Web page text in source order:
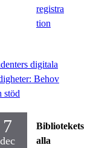
registra
tion
digitala
Behov
stöd
7
dec
Bibliotekets
alla